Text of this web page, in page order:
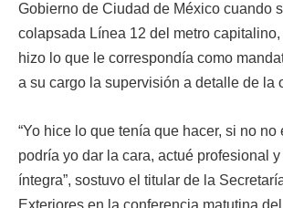
Gobierno de Ciudad de México cuando
colapsada Línea 12 del metro
hizo lo que le correspondía como
a su cargo la supervisión a detalle de la
“Yo hice lo que tenía que hacer, si no no
podría yo dar la cara, actué profesional
íntegra”, sostuvo el titular de la
Exteriores en la conferencia matutina